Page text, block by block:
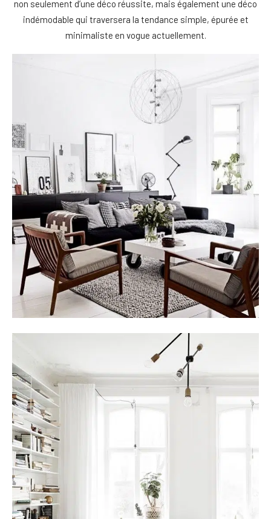
non seulement d’une déco réussite, mais également une déco
indémodable qui traversera la tendance simple, épurée et
minimaliste en vogue actuellement.